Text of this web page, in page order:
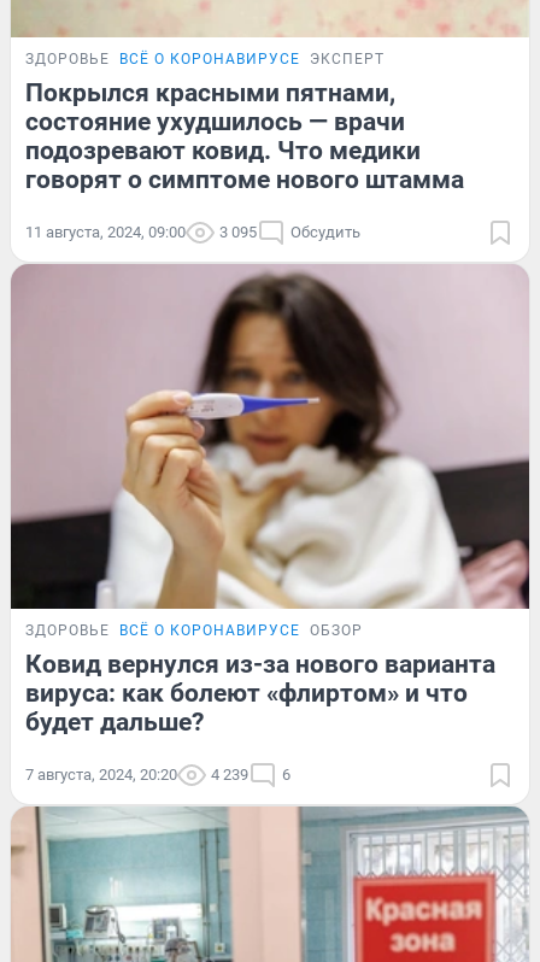
ЗДОРОВЬЕ ВСЁ О КОРОНАВИРУСЕ ЭКСПЕРТ
Покрылся красными пятнами,
состояние ухудшилось — врачи
подозревают ковид. Что медики
говорят о симптоме нового штамма
11 августа, 2024, 09:00 3 095 Обсудить
ЗДОРОВЬЕ ВСЁ О КОРОНАВИРУСЕ ОБЗОР
Ковид вернулся из-за нового варианта
вируса: как болеют «флиртом» и что
будет дальше?
7 августа, 2024, 20:20 4 239 6